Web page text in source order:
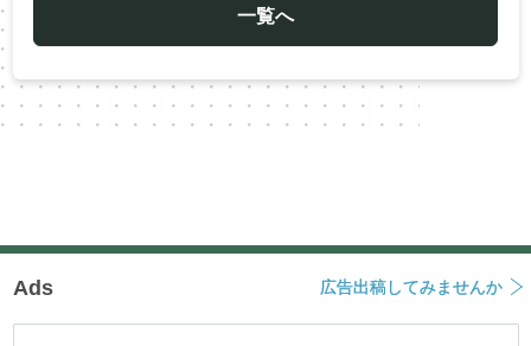
ー
シ
ョ
一覧へ
Ads 広告出稿してみませんか